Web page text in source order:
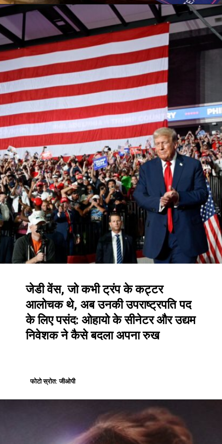
जेडी वेंस, जो कभी ट्रंप के कट्टर
आलोचक थे, अब उनकी उपराष्ट्रपति पद
के लिए पसंद: ओहायो के सीनेटर और उद्यम
निवेशक ने कैसे बदला अपना रुख
फोटो स्रोत: जीओपी
फोटो स्रोत: जीओपी